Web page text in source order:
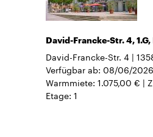
David-Francke-Str. 4, 1.G,
David-Francke-Str. 4
Verfügbar ab 08/06/2026
Warmmiete 1.075,00 €
Etage 1